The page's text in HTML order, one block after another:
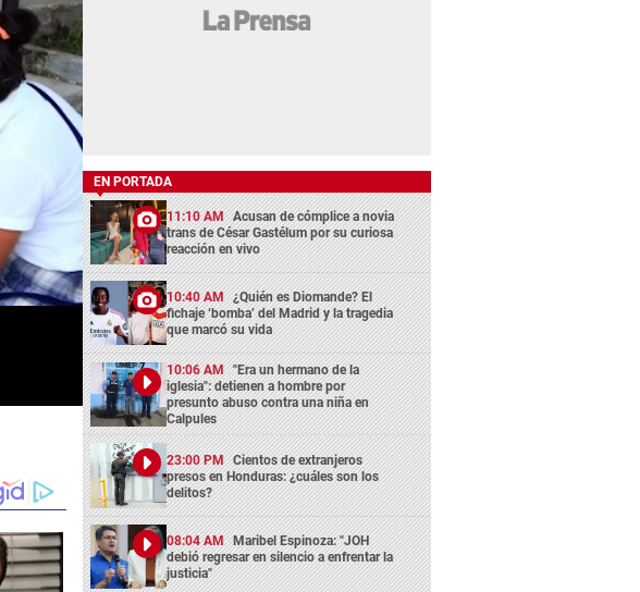
EN PORTADA
11:10 AM Acusan de cómplice a novia
trans de César Gastélum por su curiosa
reacción en vivo
10:40 AM ¿Quién es Diomande? El
fichaje ‘bomba’ del Madrid y la tragedia
que marcó su vida
10:06 AM "Era un hermano de la
iglesia": detienen a hombre por
presunto abuso contra una niña en
Calpules
23:00 PM Cientos de extranjeros
presos en Honduras: ¿cuáles son los
delitos?
08:04 AM Maribel Espinoza: "JOH
debió regresar en silencio a enfrentar la
justicia"